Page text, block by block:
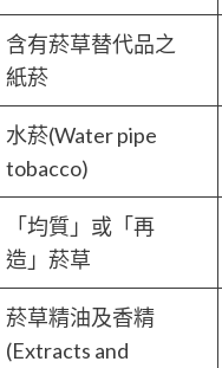
含有菸草替代品之
紙菸
水菸(Water pipe
tobacco)
「均質」或「再
造」菸草
菸草精油及香精
(Extracts and